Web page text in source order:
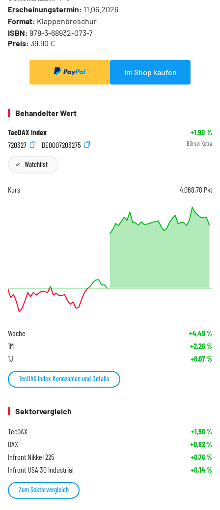
Erscheinungstermin: 11.06.2026
Format: Klappenbroschur
ISBN: 978-3-68932-073-7
Preis: 39,90 €
Im Shop kaufen
Behandelter Wert
TecDAX Index +1,90%
720327
DE0007203275 Börse: Xetra
Watchlist
Kurs 4.068,78 Pkt
Woche +4,48%
1M +2,26%
1J +6,07%
TecDAX Index Kennzahlen und Details
Sektorvergleich
TecDAX +1,90%
DAX +0,82%
Infront Nikkei 225 +0,76%
Infront USA 30 Industrial +0,14%
Zum Sektorvergleich